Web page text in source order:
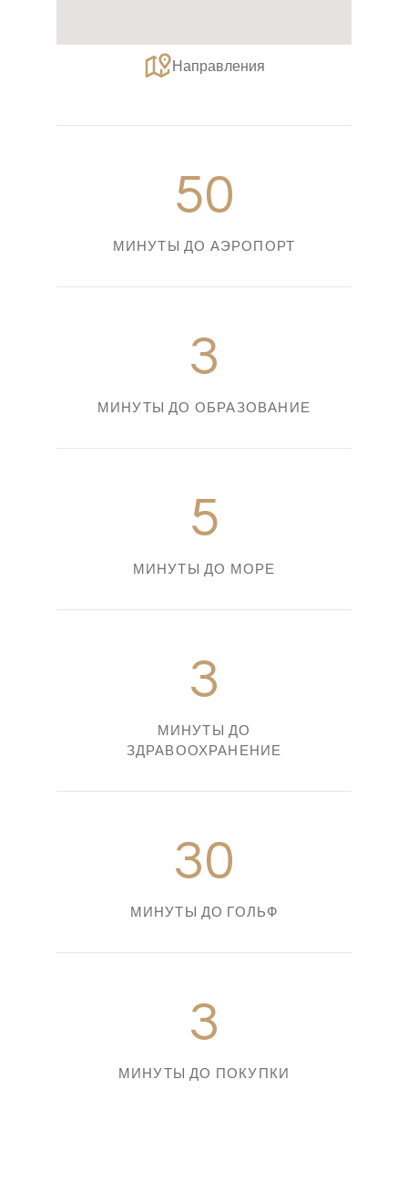
Направления
50
МИНУТЫ ДО АЭРОПОРТ
3
МИНУТЫ ДО ОБРАЗОВАНИЕ
5
МИНУТЫ ДО МОРЕ
3
МИНУТЫ ДО
ЗДРАВООХРАНЕНИЕ
30
МИНУТЫ ДО ГОЛЬФ
3
МИНУТЫ ДО ПОКУПКИ